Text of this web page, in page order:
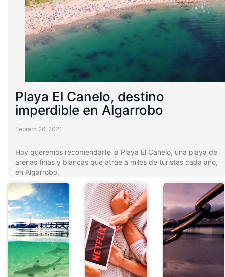
Playa El Canelo, destino
imperdible en Algarrobo
Febrero 26, 2021
Hoy queremos recomendarte la Playa El Canelo, una playa de
arenas finas y blancas que atrae a miles de turistas cada año,
en Algarrobo.